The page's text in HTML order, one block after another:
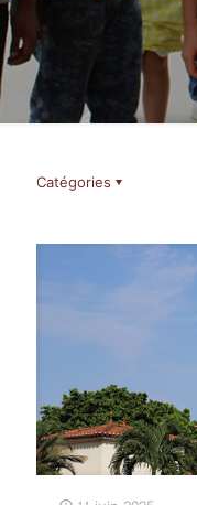
Catégories